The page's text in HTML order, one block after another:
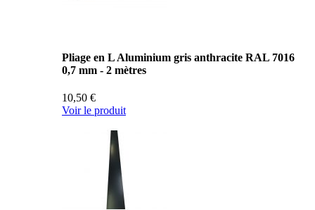
Pliage en L Aluminium gris anthracite RAL 7016
0,7 mm - 2 mètres
10,50 €
Voir le produit